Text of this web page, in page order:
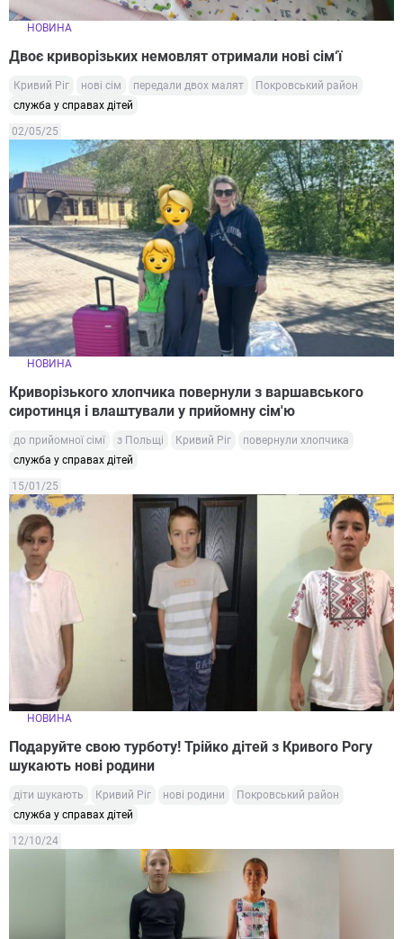
НОВИНА
Двоє криворізьких немовлят отримали нові сім‘ї
Кривий Ріг нові сім передали двох малят
Покровський район
служба у справах дітей
02/05/25
НОВИНА
Криворізького хлопчика повернули з варшавського
сиротинця і влаштували у прийомну сім'ю
до прийомної сімї з Польщі Кривий Ріг
повернули хлопчика
служба у справах дітей
15/01/25
НОВИНА
Подаруйте свою турботу! Трійко дітей з Кривого Рогу
шукають нові родини
діти шукають Кривий Ріг нові родини
Покровський район
служба у справах дітей
12/10/24